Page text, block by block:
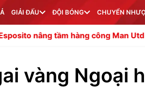
GIẢI ĐẤU ĐỘI BÓNG CHUYỂN
hàng công Man Utd Chuyên gia
vàng Ngoại